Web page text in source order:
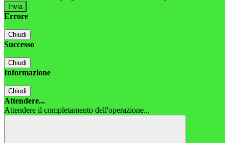
Errore
Chiudi
Successo
Chiudi
Informazione
Chiudi
Attendere...
Attendere il completamento dell'operazione...